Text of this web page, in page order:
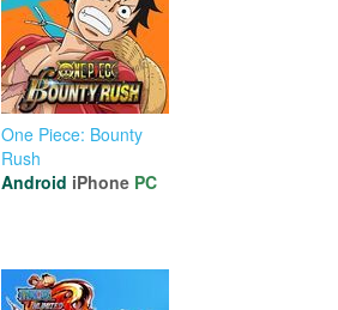
One Piece: Bounty
Rush
Android iPhone PC